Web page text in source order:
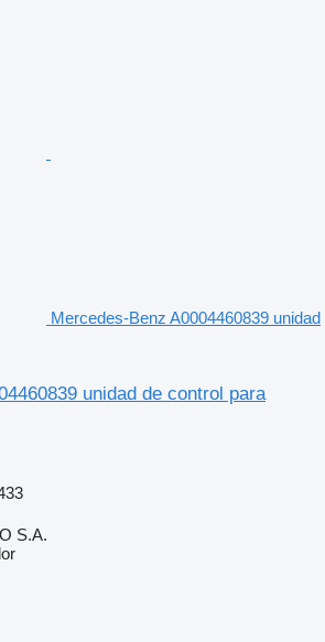
Mercedes-Benz A0004460839 unidad
unidad de control para
S.A.